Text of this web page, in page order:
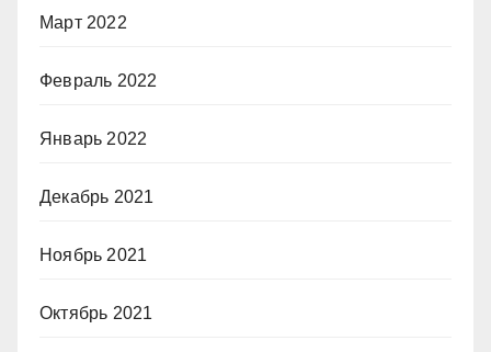
Март 2022
Февраль 2022
Январь 2022
Декабрь 2021
Ноябрь 2021
Октябрь 2021